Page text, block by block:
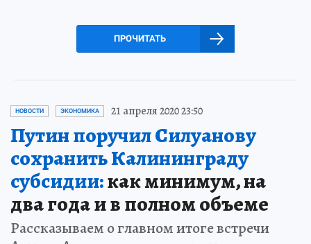
ПРОЧИТАТЬ
НОВОСТИ ЭКОНОМИКА 21 апреля 2020 23:50
Путин поручил Силуанову
сохранить Калининграду
субсидии:как минимум, на
два года и в полном объеме
Рассказываем о главном итоге встречи